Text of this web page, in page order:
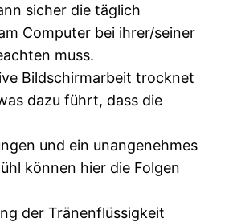
sicher die täglich
Computer bei ihrer/seiner
muss.
Bildschirmarbeit trocknet
dazu führt, dass die
und ein unangenehmes
können hier die Folgen
der Tränenflüssigkeit